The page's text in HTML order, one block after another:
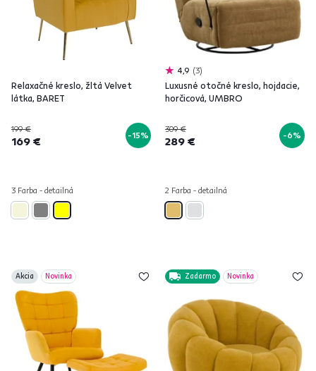
Relaxačné kreslo, žltá Velvet
látka, BARET
199 €
169 € -15%
3 Farba - detailná
4,9 3
Luxusné otočné kreslo, hojdacie,
horčicová, UMBRO
309 €
289 € -6%
2 Farba - detailná
Akcia Novinka Zadarmo Novinka